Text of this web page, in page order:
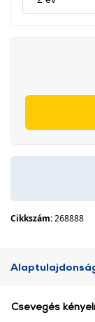
Cikkszám:268888
Csevegés